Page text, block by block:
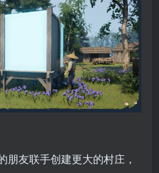
朋友联手创建更大的村庄，